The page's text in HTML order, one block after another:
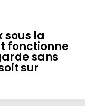
sous la
fonctionne
sans
sur